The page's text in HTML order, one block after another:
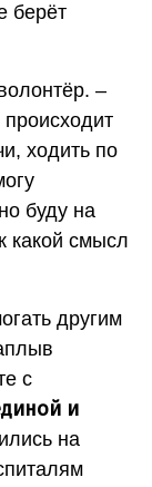
берёт
–
ходить по
буду на
какой смысл
другим
с
и
на